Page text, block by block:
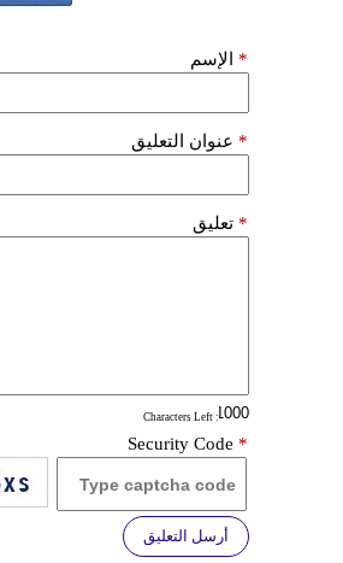
الإسم *
عنوان التعليق *
تعليق *
: Characters Left
Security Code *
أرسل التعليق